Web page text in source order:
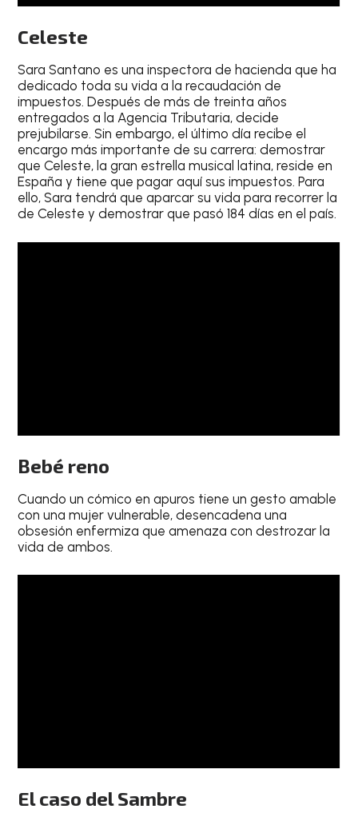
Celeste
Sara Santano es una inspectora de hacienda que ha
dedicado toda su vida a la recaudación de
impuestos. Después de más de treinta años
entregados a la Agencia Tributaria, decide
prejubilarse. Sin embargo, el último día recibe el
encargo más importante de su carrera: demostrar
que Celeste, la gran estrella musical latina, reside en
España y tiene que pagar aquí sus impuestos. Para
ello, Sara tendrá que aparcar su vida para recorrer la
de Celeste y demostrar que pasó 184 días en el país.
Bebé reno
Cuando un cómico en apuros tiene un gesto amable
con una mujer vulnerable, desencadena una
obsesión enfermiza que amenaza con destrozar la
vida de ambos.
El caso del Sambre